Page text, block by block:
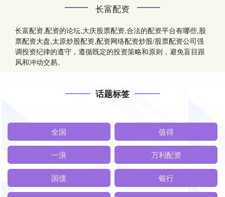
长富配资
长富配资,配资的论坛,大庆股票配资,合法的配资平台有哪些,股
票配资大盘,太原炒股配资,配资网络配资炒股/股票配资公司强
调投资纪律的遵守，遵循既定的投资策略和原则，避免盲目跟
风和冲动交易。
话题标签
全国 值得
一浪 万利配资
国债 银行